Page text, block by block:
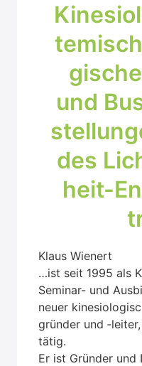
und
des
heit-
Klaus Wie­nert
…ist seit 1995 als
Semi­nar- und
neu­er
grün­der und
tätig.
Er ist Grün­der